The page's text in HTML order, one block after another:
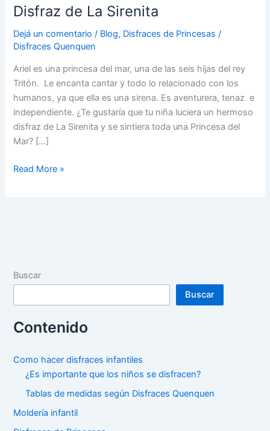
Disfraz de La Sirenita
Dejá un comentario / Blog, Disfraces de Princesas /
Disfraces Quenquen
Ariel es una princesa del mar, una de las seis hijas del rey
Tritón. Le encanta cantar y todo lo relacionado con los
humanos, ya que ella es una sirena. Es aventurera, tenaz e
independiente. ¿Te gustaría que tu niña luciera un hermoso
disfraz de La Sirenita y se sintiera toda una Princesa del
Mar? […]
Disfraz
Read More »
Buscar
Buscar
Contenido
Como hacer disfraces infantiles
¿Es importante que los niños se disfracen?
Tablas de medidas según Disfraces Quenquen
Moldería infantil